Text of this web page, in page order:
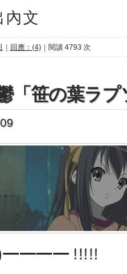
內文
回應：(4)｜閱讀 4793 次
「笹の葉ラプ
!!!!!